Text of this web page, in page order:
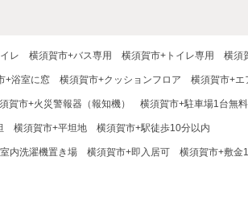
レ 横須賀市+バス専用 横須賀市+トイレ専用 横須
+浴室に窓 横須賀市+クッションフロア 横須賀市+エ
賀市+火災警報器（報知機） 横須賀市+駐車場1台無料
横須賀市+平坦地 横須賀市+駅徒歩10分以内
内洗濯機置き場 横須賀市+即入居可 横須賀市+敷金